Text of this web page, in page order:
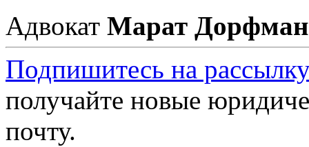
Адвокат Марат Дорфман
Подпишитесь на
получайте новые
почту.